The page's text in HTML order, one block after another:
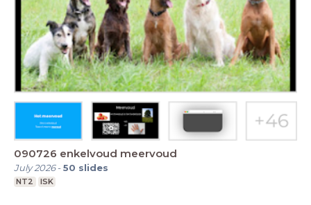
090726 enkelvoud meervoud
July 2026-50 slides
NT2 ISK